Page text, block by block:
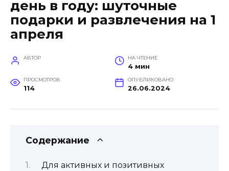
день в году: шуточные
подарки и развлечения на 1
апреля
АВТОР НА ЧТЕНИЕ
4 мин
ПРОСМОТРОВ
114
ОПУБЛИКОВАНО
26.06.2024
Содержание
Для активных и позитивных